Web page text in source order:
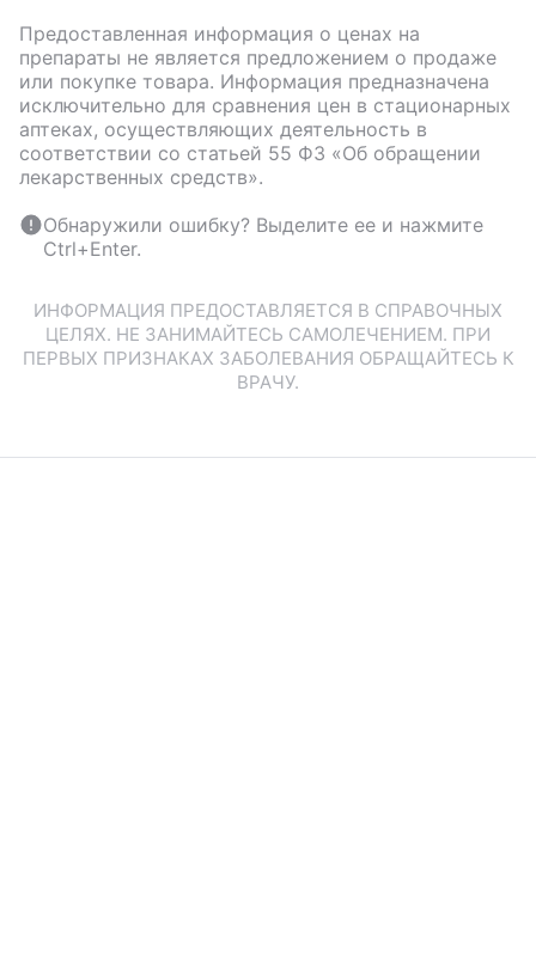
Предоставленная информация о ценах на
препараты не является предложением о продаже
или покупке товара. Информация предназначена
исключительно для сравнения цен в стационарных
аптеках, осуществляющих деятельность в
соответствии со статьей 55 ФЗ «Об обращении
лекарственных средств».
Обнаружили ошибку? Выделите ее и нажмите
Ctrl+Enter.
ИНФОРМАЦИЯ ПРЕДОСТАВЛЯЕТСЯ В СПРАВОЧНЫХ
ЦЕЛЯХ. НЕ ЗАНИМАЙТЕСЬ САМОЛЕЧЕНИЕМ. ПРИ
ПЕРВЫХ ПРИЗНАКАХ ЗАБОЛЕВАНИЯ ОБРАЩАЙТЕСЬ К
ВРАЧУ.